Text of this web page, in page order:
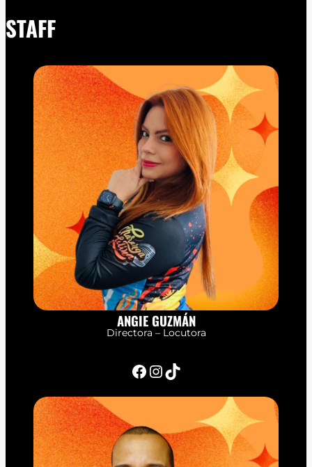
STAFF
ANGIE GUZMÁN
Directora – Locutora
Facebook InstagramTikTok